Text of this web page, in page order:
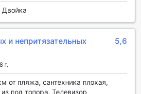
за пране на дрехи и ежедневното
че вашето пространство остава
позволявайки ви да се насладите на
тези, които търсят комфорт и
на тропическия рай.
на OYO 502 Roberto's Resort
предлага стилни и комфортни
Двойка
и непритязательных
5,6
г.
от пляжа, сантехника плохая,
под топора. Телевизор